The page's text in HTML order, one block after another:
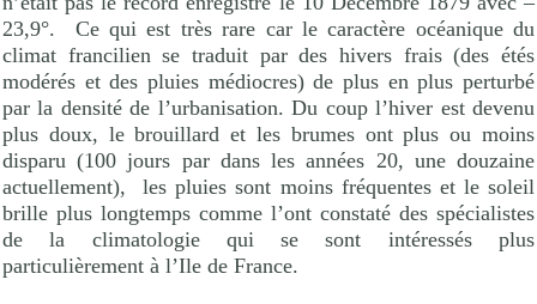
23,9°.
Ce qui est très rare car le caractère océanique du
climat francilien se traduit par des hivers frais (des étés
modérés et des pluies médiocres) de plus en plus perturbé
par la densité de l’urbanisation. Du coup l’hiver est devenu
plus doux, le brouillard et les brumes ont plus ou moins
disparu (100 jours par dans les années 20, une douzaine
actuellement),
les pluies sont moins fréquentes et le soleil
brille plus longtemps comme l’ont constaté des spécialistes
de la climatologie qui se sont intéressés plus
particulièrement à l’Ile de France.